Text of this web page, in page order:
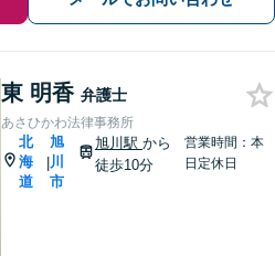
東 明香 弁護士
あさひかわ法律事務所
北
海
道
|
旭
川
市
旭川駅 から
徒歩10分
営業時間：本
日定休日